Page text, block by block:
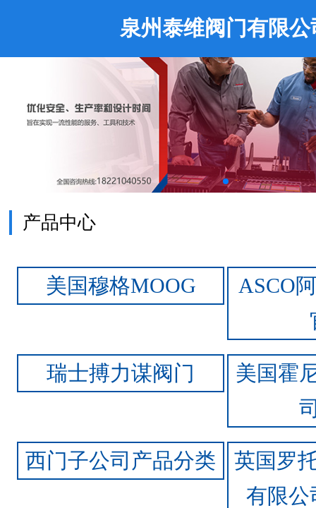
泉州泰维阀门有限公
产品中心
美国穆格MOOG
ASCO
瑞士搏力谋阀门
美国霍
西门子公司产品分类
英国罗
有限公